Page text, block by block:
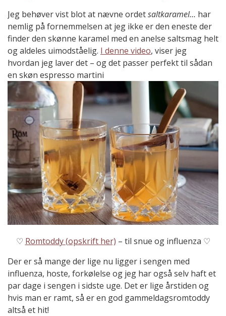
Jeg behøver vist blot at nævne ordetsaltkaramel… har
nemlig på fornemmelsen at jeg ikke er den eneste der
finder den skønne karamel med en anelse saltsmag helt
og aldeles uimodståelig. I denne video, viser jeg
hvordan jeg laver det – og det passer perfekt til sådan
en skøn espresso martini
♡ Romtoddy (opskrift her) – til snue og influenza ♡
Der er så mange der lige nu ligger i sengen med
influenza, hoste, forkølelse og jeg har også selv haft et
par dage i sengen i sidste uge. Det er lige årstiden og
hvis man er ramt, så er en god gammeldagsromtoddy
altså et hit!